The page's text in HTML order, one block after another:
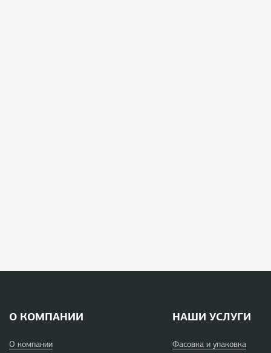
О КОМПАНИИ
О компании
НАШИ УСЛУГИ
Фасовка и упаковка